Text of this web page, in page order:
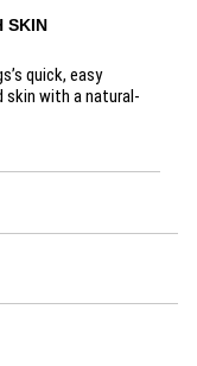
SKIN
quick, easy
skin with a natural-